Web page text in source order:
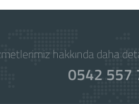
hakkında daha
0542 557